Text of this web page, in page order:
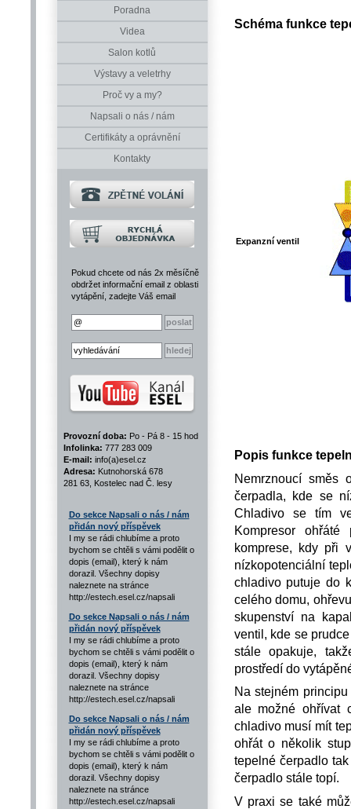
Poradna
Videa
Salon kotlů
Výstavy a veletrhy
Proč vy a my?
Napsali o nás / nám
Certifikáty a oprávnění
Kontakty
Pokud chcete od nás 2x měsíčně
obdržet informační email z oblasti
vytápění, zadejte Váš email
Provozní doba: Po - Pá 8 - 15 hod
Infolinka: 777 283 009
E-mail: info(a)esel.cz
Adresa: Kutnohorská 678
281 63, Kostelec nad Č. lesy
Do sekce Napsali o nás / nám
přidán nový příspěvek
I my se rádi chlubíme a proto
bychom se chtěli s vámi podělit o
dopis (email), který k nám
dorazil. Všechny dopisy
naleznete na stránce
http://estech.esel.cz/napsali
Do sekce Napsali o nás / nám
přidán nový příspěvek
I my se rádi chlubíme a proto
bychom se chtěli s vámi podělit o
dopis (email), který k nám
dorazil. Všechny dopisy
naleznete na stránce
http://estech.esel.cz/napsali
Do sekce Napsali o nás / nám
přidán nový příspěvek
I my se rádi chlubíme a proto
bychom se chtěli s vámi podělit o
dopis (email), který k nám
dorazil. Všechny dopisy
naleznete na stránce
http://estech.esel.cz/napsali
Schéma funkce
Expanzní ventil
Popis funkce
Nemrznoucí směs
čerpadla, kde se
Chladivo se tím
Kompresor
komprese, kdy při
nízkopotenciální
chladivo putuje do
celého domu,
skupenství na
ventil, kde se
stále opakuje,
prostředí do
Na stejném
ale možné ohřívat
chladivo musí mít
ohřát o několik
tepelné čerpadlo
čerpadlo stále topí.
V praxi se také